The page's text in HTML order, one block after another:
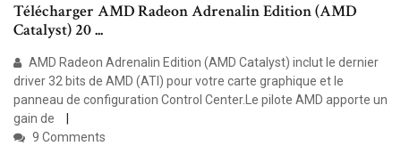
Télécharger AMD Radeon Adrenalin Edition (AMD
Catalyst) 20 ...
AMD Radeon Adrenalin Edition (AMD Catalyst) inclut le dernier
driver 32 bits de AMD (ATI) pour votre carte graphique et le
panneau de configuration Control Center.Le pilote AMD apporte un
gain de
9 Comments